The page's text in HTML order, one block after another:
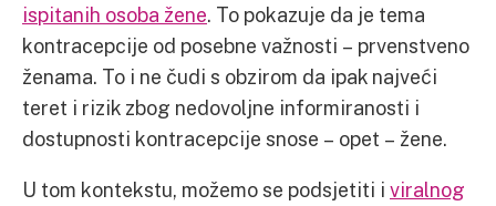
ispitanih osoba žene. To pokazuje da je tema
kontracepcije od posebne važnosti – prvenstveno
ženama. To i ne čudi s obzirom da ipak najveći
teret i rizik zbog nedovoljne informiranosti i
dostupnosti kontracepcije snose – opet – žene.
U tom kontekstu, možemo se podsjetiti i viralnog